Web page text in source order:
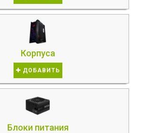
Корпуса
ДОБАВИТЬ
Блоки питания